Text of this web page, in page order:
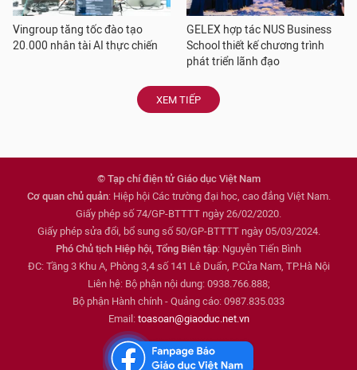
Vingroup tăng tốc đào tạo
20.000 nhân tài AI thực chiến
GELEX hợp tác NUS Business
School thiết kế chương trình
phát triển lãnh đạo
XEM TIẾP
© Tạp chí điện tử Giáo dục Việt Nam
Cơ quan chủ quản: Hiệp hội Các trường đại học, cao đẳng Việt Nam.
Giấy phép số 74/GP-BTTTT ngày 26/02/2020.
Giấy phép sửa đổi, bổ sung số 50/GP-BTTTT ngày 05/03/2024.
Phó Chủ tịch Hiệp hội, Tổng Biên tập: Nguyễn Tiến Bình
ĐC: Tầng 3 Khu A, Phòng 3,4 số 141 Lê Duẩn, P.Cửa Nam, TP.Hà Nội
Liên hệ: Bộ phận nội dung: 0938.766.888;
Bộ phận Hành chính - Quảng cáo: 0987.835.033
Email: toasoan@giaoduc.net.vn